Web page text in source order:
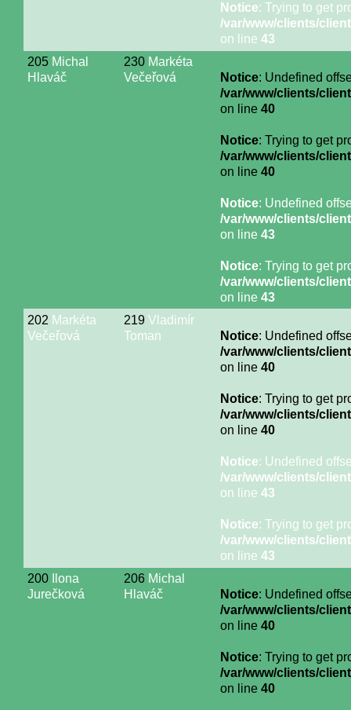
Notice: Trying to get
/var/www/clients/
on line 43
205 Michal
Hlaváč
230 Markéta
Večeřová
Notice: Undefined
/var/www/clients/
on line 40
Notice: Trying to get
/var/www/clients/
on line 40
Notice: Undefined
/var/www/clients/
on line 43
Notice: Trying to get
/var/www/clients/
on line 43
202 Markéta
Večeřová
219 Vladimír
Toman
Notice: Undefined
/var/www/clients/
on line 40
Notice: Trying to get
/var/www/clients/
on line 40
Notice: Undefined
/var/www/clients/
on line 43
Notice: Trying to get
/var/www/clients/
on line 43
200
Ilona
Jurečková
206 Michal
Hlaváč
Notice: Undefined
/var/www/clients/
on line 40
Notice: Trying to get
/var/www/clients/
on line 40